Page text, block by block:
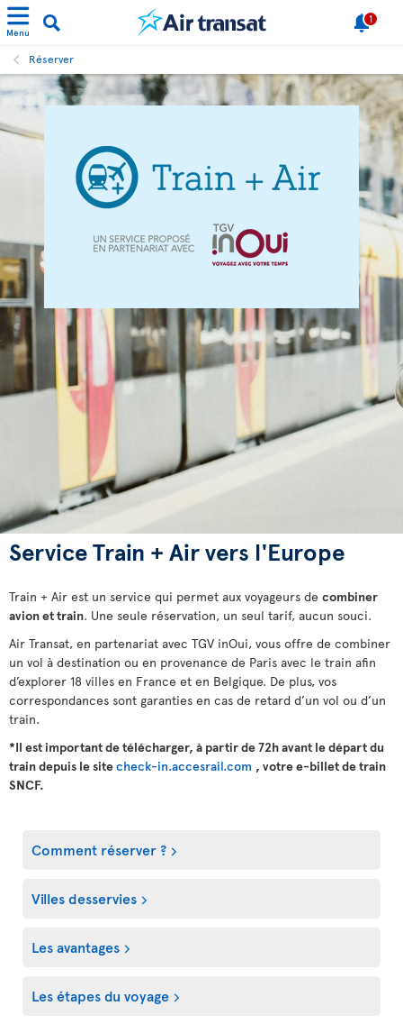
Menu
1
Réserver
Service Train + Air vers l'Europe
Train + Air est un service qui permet aux voyageurs de combiner
avion et train. Une seule réservation, un seul tarif, aucun souci.
Air Transat, en partenariat avec TGV inOui, vous offre de combiner
un vol à destination ou en provenance de Paris avec le train afin
d’explorer 18 villes en France et en Belgique. De plus, vos
correspondances sont garanties en cas de retard d’un vol ou d’un
train.
*Il est important de télécharger, à partir de 72h avant le départ du
train depuis le sitecheck-in.accesrail.com , votre e-billet de train
SNCF.
Comment réserver ?
Villes desservies
Les avantages
Les étapes du voyage